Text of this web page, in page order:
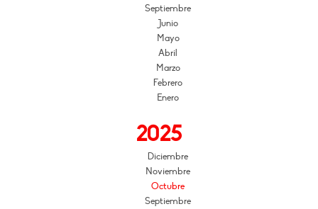
Septiembre
Junio
Mayo
Abril
Marzo
Febrero
Enero
2025
Diciembre
Noviembre
Octubre
Septiembre